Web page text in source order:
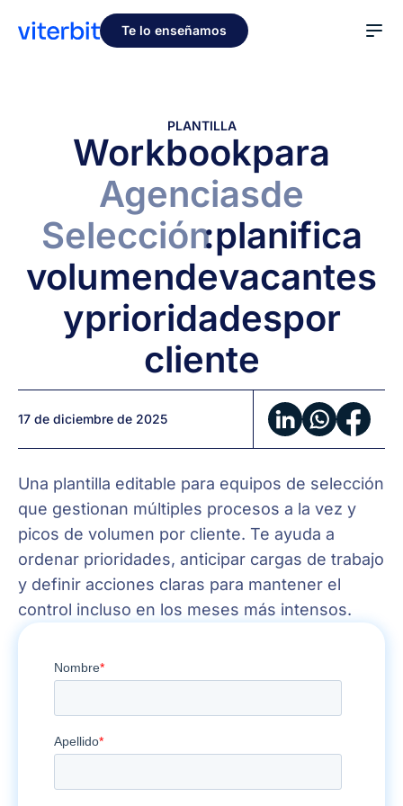
Te lo enseñamos
Selección:
volumen
PLANTILLA
Workbookpara
Agenciasde
Selección
:planifica
volumendevacantes
yprioridadespor
cliente
17 de diciembre de 2025
Una plantilla editable para equipos de selección
que gestionan múltiples procesos a la vez y
picos de volumen por cliente. Te ayuda a
ordenar prioridades, anticipar cargas de trabajo
y definir acciones claras para mantener el
control incluso en los meses más intensos.